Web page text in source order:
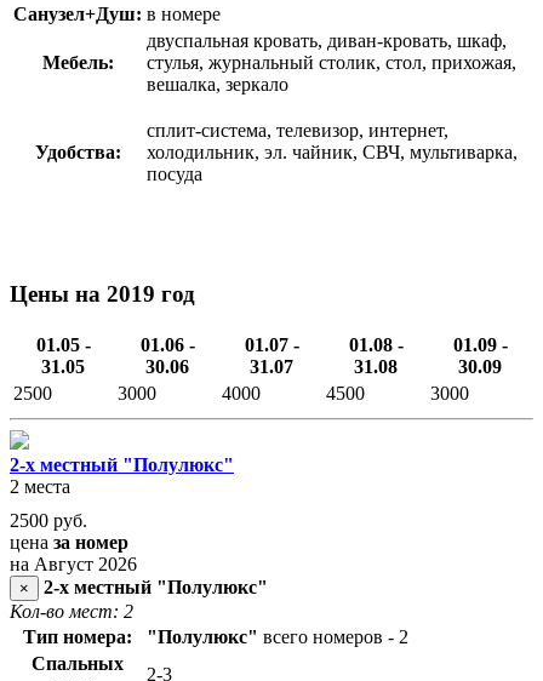
Санузел+Душ: в номере
Мебель:
двуспальная кровать, диван-кровать, шкаф,
стулья, журнальный столик, стол, прихожая,
вешалка, зеркало
Удобства:
сплит-система, телевизор, интернет,
холодильник, эл. чайник, СВЧ, мультиварка,
посуда
Цены на 2019 год
01.05 -
31.05
01.06 -
30.06
01.07 -
31.07
01.08 -
31.08
01.09 -
30.09
2500
3000 4000 4500 3000
2-х местный "Полулюкс"
2 места
2500 руб.
цена за номер
на Август 2026
×
2-х местный "Полулюкс"
Кол-во мест: 2
Тип номера:
"Полулюкс" всего номеров - 2
Спальных
2-3